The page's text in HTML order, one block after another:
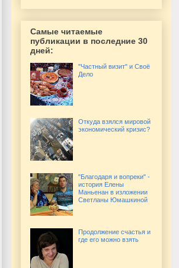
Самые читаемые
публикации в последние 30
дней:
"Частный визит" и Своё
Дело
Откуда взялся мировой
экономический кризис?
"Благодаря и вопреки" -
история Елены
Маньенан в изложении
Светланы Юмашкиной
Продолжение счастья и
где его можно взять